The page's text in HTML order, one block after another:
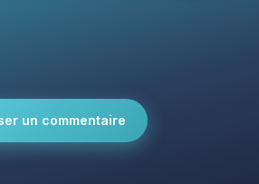
un commentaire